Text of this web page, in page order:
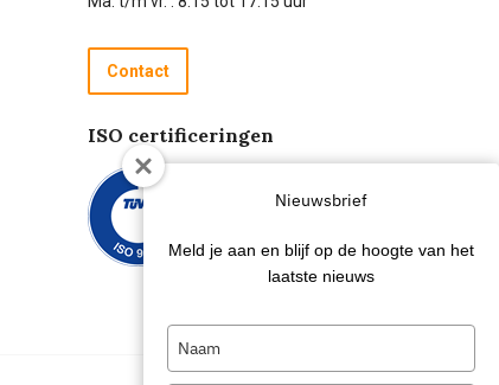
Contact
ISO certificeringen
Nieuwsbrief
Meld je aan en blijf op de hoogte van het
laatste nieuws